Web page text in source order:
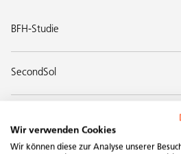
BFH-Studie
SecondSol
Wir verwenden Cookies
Wir können diese zur Analyse unserer